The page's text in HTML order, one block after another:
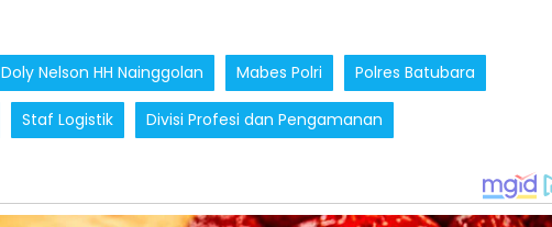
Doly Nelson HH Nainggolan Mabes Polri Polres Batubara
Staf Logistik Divisi Profesi dan Pengamanan